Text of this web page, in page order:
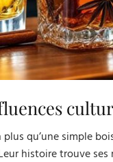
qu’une simple
histoire trouve